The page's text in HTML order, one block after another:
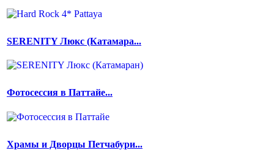
SERENITY Люкс (Катамара...
Фотосессия в Паттайе...
Храмы и Дворцы Петчабури...